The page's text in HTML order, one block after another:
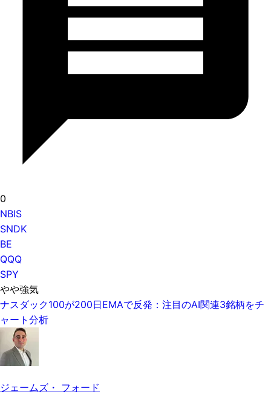
0
NBIS
SNDK
BE
QQQ
SPY
やや強気
ナスダック100が200日EMAで反発：注目のAI関連3銘柄をチ
ャート分析
ジェームズ・ フォード